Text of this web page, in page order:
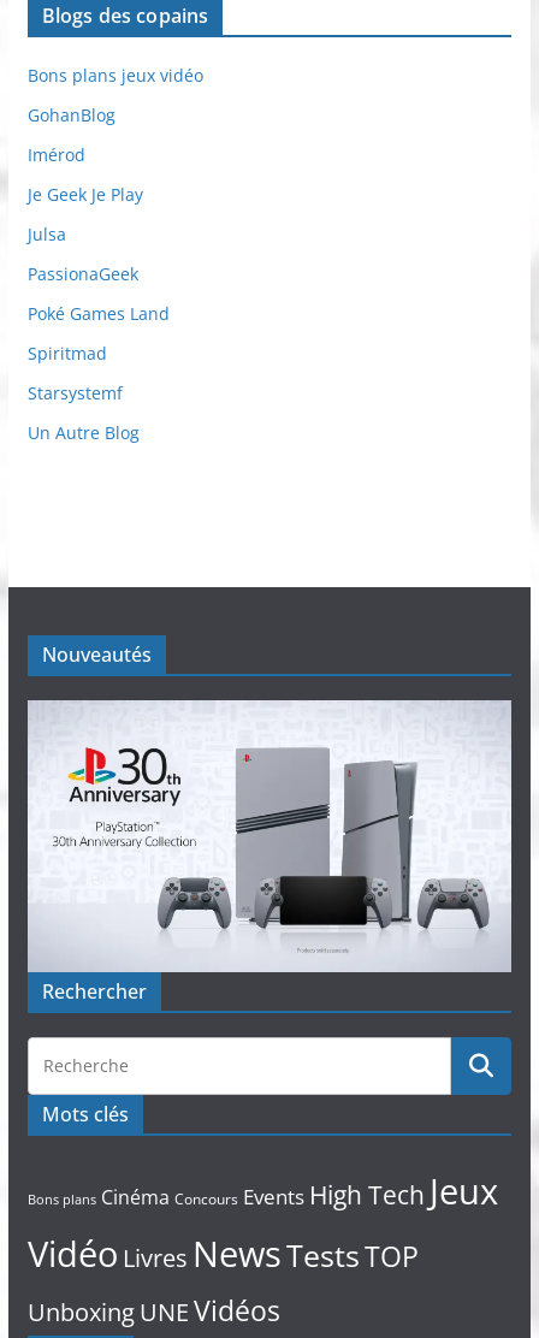
Blogs des copains
Bons plans jeux vidéo
GohanBlog
Imérod
Je Geek Je Play
Julsa
PassionaGeek
Poké Games Land
Spiritmad
Starsystemf
Un Autre Blog
Nouveautés
Rechercher
Mots clés
Bons plans Cinéma Concours Events High Tech Jeux
Vidéo Livres NewsTestsTOP
UnboxingUNEVidéos